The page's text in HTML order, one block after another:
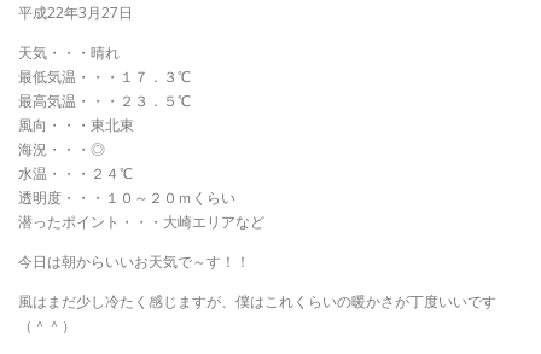
平成22年3月27日
天気・・・晴れ
最低気温・・・１７．３℃
最高気温・・・２３．５℃
風向・・・東北東
海況・・・◎
水温・・・２４℃
透明度・・・１０～２０ｍくらい
潜ったポイント・・・大崎エリアなど
今日は朝からいいお天気で～す！！
風はまだ少し冷たく感じますが、僕はこれくらいの暖かさが丁度いいです
（＾＾）